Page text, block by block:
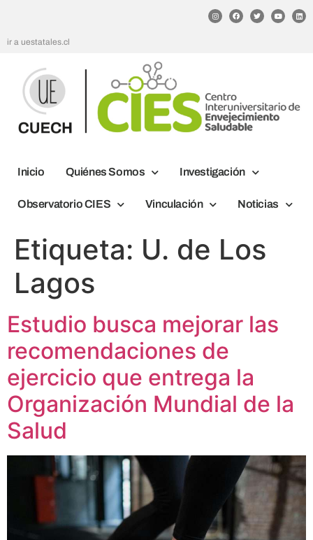
ir a uestatales.cl
Inicio Quiénes Somos Investigación
Observatorio CIES Vinculación Noticias
Etiqueta: U. de Los
Lagos
Estudio busca mejorar las
recomendaciones de
ejercicio que entrega la
Organización Mundial de la
Salud